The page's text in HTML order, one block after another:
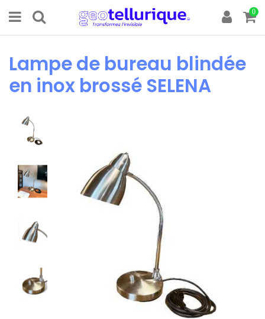
0
Lampe de bureau blindée
en inox brossé SELENA